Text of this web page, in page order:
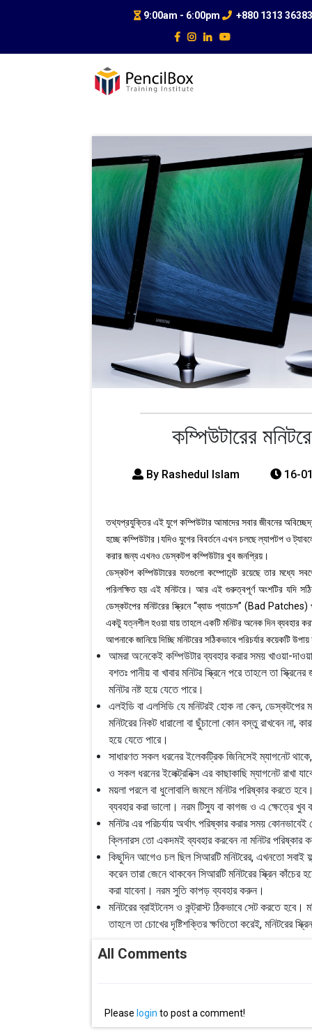
9:00am - 6:00pm +880 1313
কম্পিউটারের
By Rashedul Islam 16-
তথ্যপ্রযুক্তির এই যুগে কম্পিউটার আমাদের সবার জীবনের
হচ্ছে কম্পিউটার।যদিও যুগের বিবর্তনে এখন চলছে ল্যাপটপ ও
করার জন্য এখনও ডেস্কটপ কম্পিউটার খুব জনপ্রিয়।
ডেস্কটপ কম্পিউটারের যতগুলো কম্পোনেন্ট রয়েছে তার মধ্যে
পরিলক্ষিত হয় এই মনিটরে। আর এই গুরুত্বপূর্ণ অংশটির যদি
ডেস্কটপের মনিটরের স্ক্রিনে “ব্যাড প্যাচেস” (Bad Patches)
একটু যত্নশীল হওয়া যায় তাহলে একটি মনিটর অনেক দিন ব্যবহার
আপনাকে জানিয়ে দিচ্ছি মনিটরের সঠিকভাবে পরিচর্যার কয়েকটি
আমরা অনেকেই কম্পিউটার ব্যবহার করার সময় খাওয়া-
বশতঃ পানীয় বা খাবার মনিটর স্ক্রিনে পরে তাহলে তা
মনিটর নষ্ট হয়ে যেতে পারে।
এলইডি বা এলসিডি যে মনিটরই হোক না কেন, ডেস্কটপের
মনিটরের নিকট ধারালো বা ছুঁচালো কোন বস্তু রাখবেন না,
হয়ে যেতে পারে।
সাধারণত সকল ধরনের ইলেকট্রিক জিনিসেই ম্যাগনেট
ও সকল ধরনের ইলেক্ট্রনিক্স এর কাছাকাছি ম্যাগনেট রাখা
ময়লা পরলে বা ধুলোবালি জমলে মনিটর পরিষ্কার করতে
ব্যবহার করা ভালো। নরম টিস্যু বা কাগজ ও এ ক্ষেত্রে খুব
মনিটর এর পরিচর্যায় অর্থাৎ পরিষ্কার করার সময়
ক্লিনারস তো একদমই ব্যবহার করবেন না মনিটর পরিষ্কার
কিছুদিন আগেও চল ছিল সিআরটি মনিটরের, এখনতো সবাই
করেন তারা জেনে থাকবেন সিআরটি মনিটরের স্ক্রিন
করা যাবেনা। নরম সুতি কাপড় ব্যবহার করুন।
মনিটরের ব্রাইটনেস ও কন্ট্রাস্ট ঠিকভাবে সেট করতে
তাহলে তা চোখের দৃষ্টিশক্তির ক্ষতিতো করেই, মনিটরের
All Comments
Please login to post a comment!